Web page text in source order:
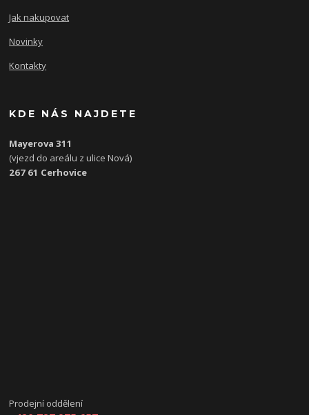
Jak nakupovat
Novinky
Kontakty
KDE NÁS NAJDETE
Mayerova 311
(vjezd do areálu z ulice Nová)
267 61 Cerhovice
Prodejní oddělení